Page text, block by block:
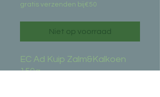
gratis verzenden bij€50
Niet op voorraad
EC Ad Kuip Zalm&Kalkoen
150g